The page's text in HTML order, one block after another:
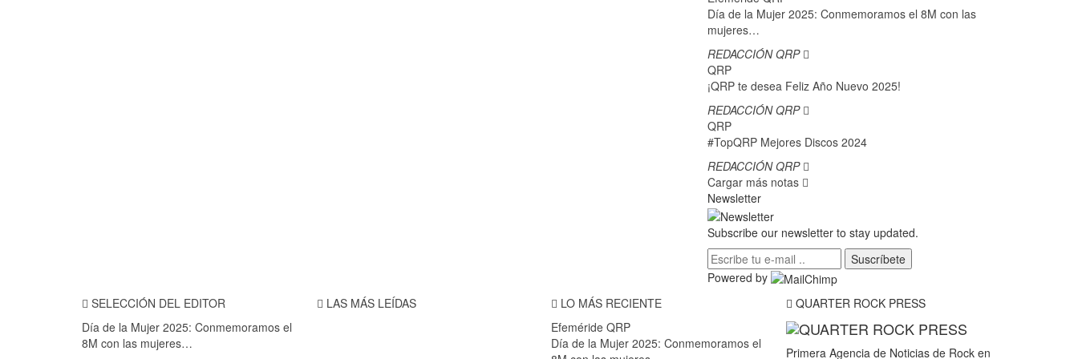
Día de la Mujer 2025: Conmemoramos el 8M con las
mujeres…
REDACCIÓN QRP
QRP
¡QRP te desea Feliz Año Nuevo 2025!
REDACCIÓN QRP
QRP
#TopQRP Mejores Discos 2024
REDACCIÓN QRP
Cargar más notas
Newsletter
Subscribe our newsletter to stay updated.
Suscríbete
Powered by
SELECCIÓN DEL EDITOR
Día de la Mujer 2025: Conmemoramos el
8M con las mujeres…
LAS MÁS LEÍDAS
LO MÁS RECIENTE
Efeméride QRP
Día de la Mujer 2025: Conmemoramos el
QUARTER ROCK PRESS
Primera Agencia de Noticias de Rock en